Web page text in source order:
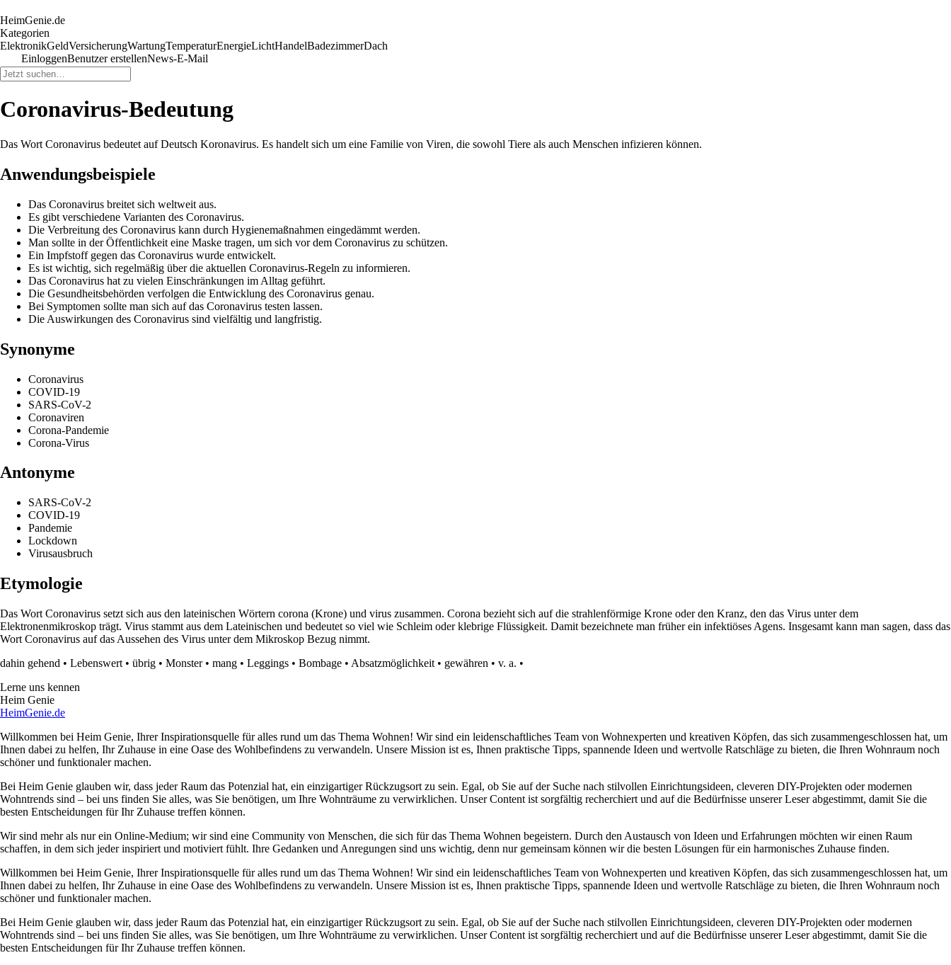
HeimGenie.de
Kategorien
ElektronikGeldVersicherungWartungTemperaturEnergieLichtHandelBadezimmerDach
EinloggenBenutzer erstellenNews-E-Mail
Coronavirus-Bedeutung
Das Wort Coronavirus bedeutet auf Deutsch Koronavirus. Es handelt sich um eine Familie von Viren, die sowohl Tiere als auch Menschen infizieren können.
Anwendungsbeispiele
Das Coronavirus breitet sich weltweit aus.
Es gibt verschiedene Varianten des Coronavirus.
Die Verbreitung des Coronavirus kann durch Hygienemaßnahmen eingedämmt werden.
Man sollte in der Öffentlichkeit eine Maske tragen, um sich vor dem Coronavirus zu schützen.
Ein Impfstoff gegen das Coronavirus wurde entwickelt.
Es ist wichtig, sich regelmäßig über die aktuellen Coronavirus-Regeln zu informieren.
Das Coronavirus hat zu vielen Einschränkungen im Alltag geführt.
Die Gesundheitsbehörden verfolgen die Entwicklung des Coronavirus genau.
Bei Symptomen sollte man sich auf das Coronavirus testen lassen.
Die Auswirkungen des Coronavirus sind vielfältig und langfristig.
Synonyme
Coronavirus
COVID-19
SARS-CoV-2
Coronaviren
Corona-Pandemie
Corona-Virus
Antonyme
SARS-CoV-2
COVID-19
Pandemie
Lockdown
Virusausbruch
Etymologie
Das Wort Coronavirus setzt sich aus den lateinischen Wörtern corona (Krone) und virus zusammen. Corona bezieht sich auf die strahlenförmige Krone oder den Kranz, den das Virus unter dem
Elektronenmikroskop trägt. Virus stammt aus dem Lateinischen und bedeutet so viel wie Schleim oder klebrige Flüssigkeit. Damit bezeichnete man früher ein infektiöses Agens. Insgesamt kann man sagen, dass das
Wort Coronavirus auf das Aussehen des Virus unter dem Mikroskop Bezug nimmt.
dahin gehend • Lebenswert • übrig • Monster• mang • Leggings • Bombage • Absatzmöglichkeit • gewähren • v. a. •
Lerne uns kennen
Heim Genie
HeimGenie.de
Willkommen bei Heim Genie, Ihrer Inspirationsquelle für alles rund um das Thema Wohnen! Wir sind ein leidenschaftliches Team von Wohnexperten und kreativen Köpfen, das sich zusammengeschlossen hat, um
Ihnen dabei zu helfen, Ihr Zuhause in eine Oase des Wohlbefindens zu verwandeln. Unsere Mission ist es, Ihnen praktische Tipps, spannende Ideen und wertvolle Ratschläge zu bieten, die Ihren Wohnraum noch
schöner und funktionaler machen.
Bei Heim Genie glauben wir, dass jeder Raum das Potenzial hat, ein einzigartiger Rückzugsort zu sein. Egal, ob Sie auf der Suche nach stilvollen Einrichtungsideen, cleveren DIY-Projekten oder modernen
Wohntrends sind – bei uns finden Sie alles, was Sie benötigen, um Ihre Wohnträume zu verwirklichen. Unser Content ist sorgfältig recherchiert und auf die Bedürfnisse unserer Leser abgestimmt, damit Sie die
besten Entscheidungen für Ihr Zuhause treffen können.
Wir sind mehr als nur ein Online-Medium; wir sind eine Community von Menschen, die sich für das Thema Wohnen begeistern. Durch den Austausch von Ideen und Erfahrungen möchten wir einen Raum
schaffen, in dem sich jeder inspiriert und motiviert fühlt. Ihre Gedanken und Anregungen sind uns wichtig, denn nur gemeinsam können wir die besten Lösungen für ein harmonisches Zuhause finden.
Willkommen bei Heim Genie, Ihrer Inspirationsquelle für alles rund um das Thema Wohnen! Wir sind ein leidenschaftliches Team von Wohnexperten und kreativen Köpfen, das sich zusammengeschlossen hat, um
Ihnen dabei zu helfen, Ihr Zuhause in eine Oase des Wohlbefindens zu verwandeln. Unsere Mission ist es, Ihnen praktische Tipps, spannende Ideen und wertvolle Ratschläge zu bieten, die Ihren Wohnraum noch
schöner und funktionaler machen.
Bei Heim Genie glauben wir, dass jeder Raum das Potenzial hat, ein einzigartiger Rückzugsort zu sein. Egal, ob Sie auf der Suche nach stilvollen Einrichtungsideen, cleveren DIY-Projekten oder modernen
Wohntrends sind – bei uns finden Sie alles, was Sie benötigen, um Ihre Wohnträume zu verwirklichen. Unser Content ist sorgfältig recherchiert und auf die Bedürfnisse unserer Leser abgestimmt, damit Sie die
besten Entscheidungen für Ihr Zuhause treffen können.